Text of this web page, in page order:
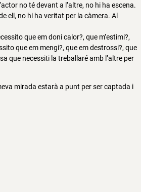
no té devant a l’altre, no hi ha escena.
ell, no hi ha veritat per la càmera. Al
que em doni calor?, que m’estimi?,
que em mengi?, que em destrossi?, que
que necessiti la treballaré amb l’altre per
mirada estarà a punt per ser captada i